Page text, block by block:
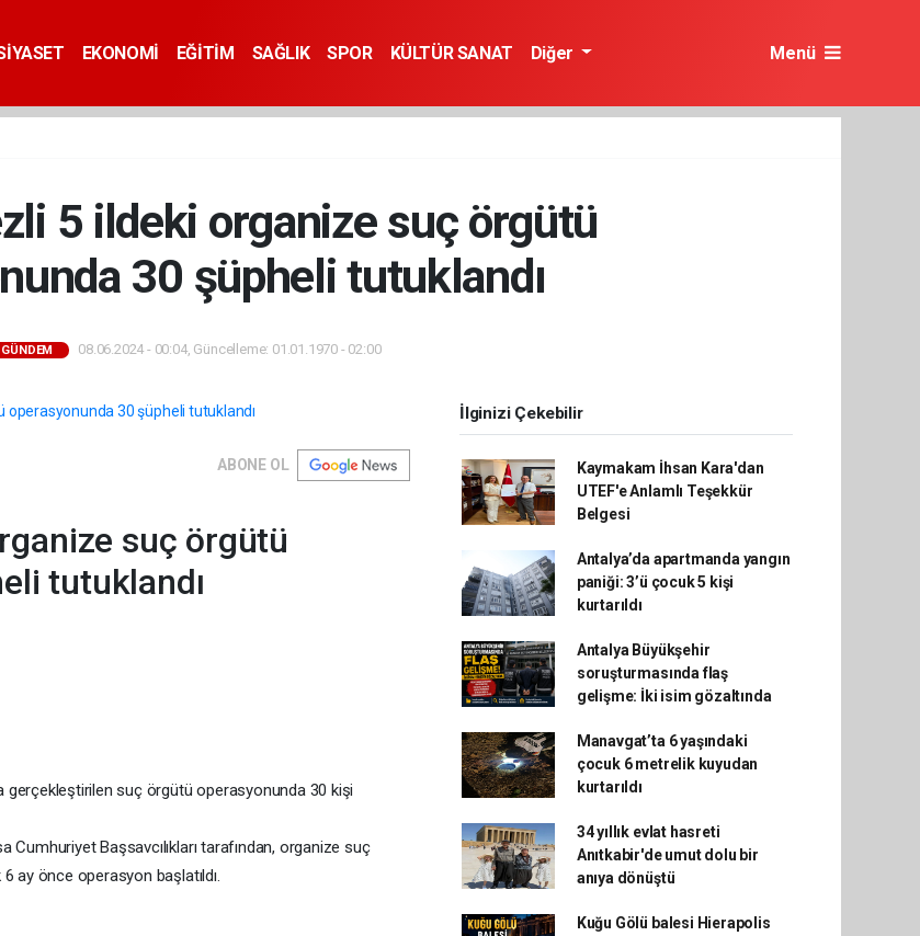
EKONOMİ EĞİTİM SAĞLIK SPOR KÜLTÜR SANAT Diğer Menü
5 ildeki organize suç örgütü
30 şüpheli tutuklandı
GÜNDEM 08.06.2024 - 00:04, Güncelleme: 01.01.1970 - 02:00
ABONE OL
suç örgütü
tutuklandı
gerçekleştirilen suç örgütü operasyonunda 30 kişi
Cumhuriyet Başsavcılıkları tarafından, organize suç
ay önce operasyon başlatıldı.
İlginizi Çekebilir
Kaymakam İhsan Kara'dan
UTEF'e Anlamlı Teşekkür
Belgesi
Antalya’da apartmanda yangın
paniği: 3’ü çocuk 5 kişi
kurtarıldı
Antalya Büyükşehir
soruşturmasında flaş
gelişme: İki isim gözaltında
Manavgat’ta 6 yaşındaki
çocuk 6 metrelik kuyudan
kurtarıldı
34 yıllık evlat hasreti
Anıtkabir'de umut dolu bir
anıya dönüştü
Kuğu Gölü balesi Hierapolis